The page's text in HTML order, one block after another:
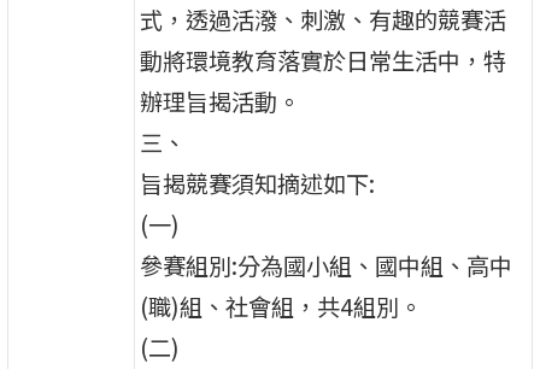
式，透過活潑、刺激、有趣的競賽活
動將環境教育落實於日常生活中，特
辦理旨揭活動。
三、
旨揭競賽須知摘述如下:
(一)
參賽組別:分為國小組、國中組、高中
(職)組、社會組，共4組別。
(二)